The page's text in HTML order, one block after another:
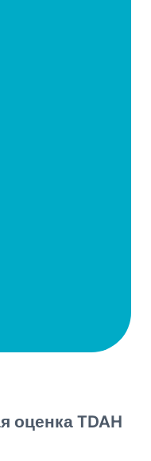
оценка TDAH